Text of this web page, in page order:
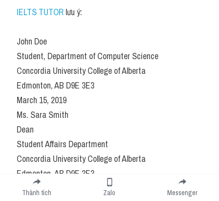
IELTS TUTOR lưu ý:
John Doe
Student, Department of Computer Science
Concordia University College of Alberta
Edmonton, AB D9E 3E3
March 15, 2019
Ms. Sara Smith
Dean
Student Affairs Department
Concordia University College of Alberta
Edmonton, AB D9E 3E3
The Successful Student Academic Scholarship
Thành tích Zalo Messenger